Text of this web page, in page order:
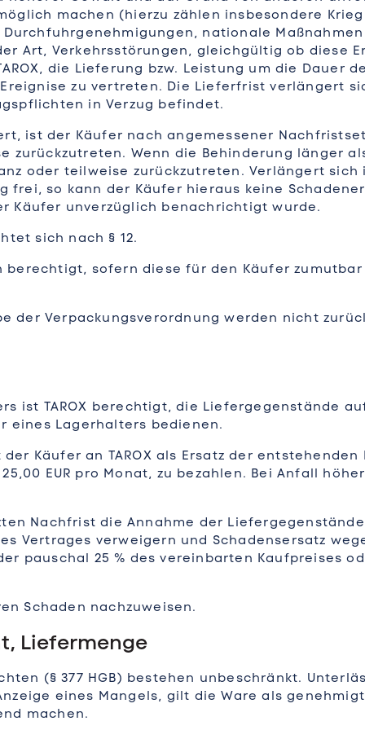
machen (hierzu zählen insbesondere
nationale
Art, Verkehrsstörungen, gleichgültig ob diese
die Lieferung bzw. Leistung um die Dauer
Ereignise zu vertreten. Die Lieferfrist verlängert
in Verzug befindet.
ist der Käufer nach angemessener
Wenn die Behinderung länger
oder teilweise zurückzutreten. Verlängert
frei, so kann der Käufer hieraus keine
Käufer unverzüglich benachrichtigt wurde.
sich nach § 12.
berechtigt, sofern diese für den Käufer
der Verpackungsverordnung werden nicht
ist TAROX berechtigt, die Liefergegenstände
eines Lagerhalters bedienen.
Käufer an TAROX als Ersatz der
EUR pro Monat, zu bezahlen. Bei Anfall
Nachfrist die Annahme der
Vertrages verweigern und Schadensersatz
pauschal 25 % des vereinbarten Kaufpreises
Schaden nachzuweisen.
Liefermenge
(§ 377 HGB) bestehen unbeschränkt.
eines Mangels, gilt die Ware als
machen.